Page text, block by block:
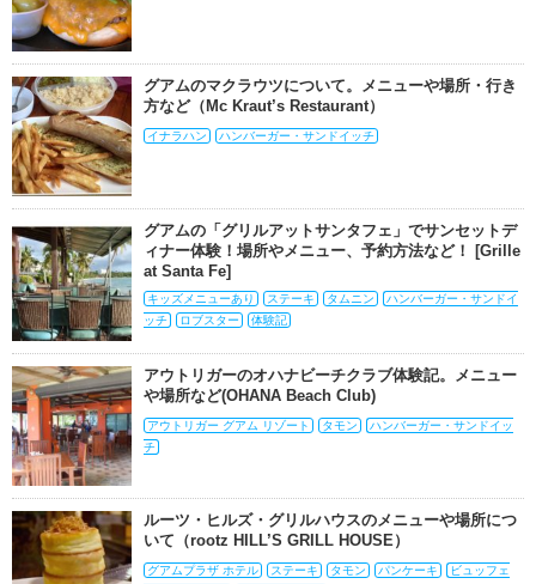
グアムのマクラウツについて。メニューや場所・行き
方など（Mc Kraut’s Restaurant）
イナラハン ハンバーガー・サンドイッチ
グアムの「グリルアットサンタフェ」でサンセットデ
ィナー体験！場所やメニュー、予約方法など！ [Grille
at Santa Fe]
キッズメニューあり ステーキ タムニン
ハンバーガー・サンドイ
ッチ
ロブスター 体験記
アウトリガーのオハナビーチクラブ体験記。メニュー
や場所など(OHANA Beach Club)
アウトリガー グアム リゾート タモン
ハンバーガー・サンドイッ
チ
ルーツ・ヒルズ・グリルハウスのメニューや場所につ
いて（rootz HILL’S GRILL HOUSE）
グアムプラザ ホテル ステーキ タモン パンケーキ
ビュッフェ